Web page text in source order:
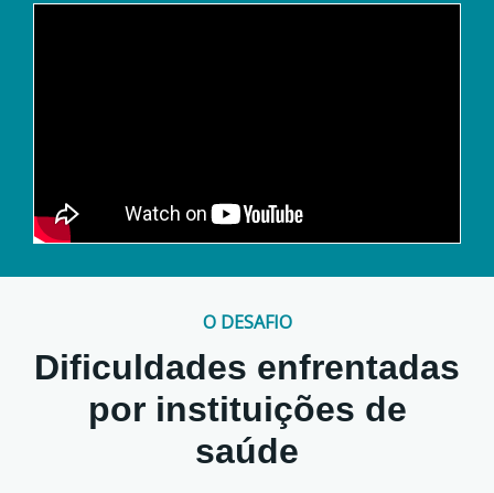
O DESAFIO
Dificuldades enfrentadas
por instituições de
saúde